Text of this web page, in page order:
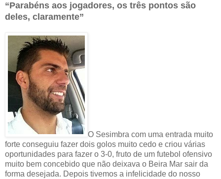
“Parabéns aos jogadores, os três pontos são
deles, claramente”
O Sesimbra com uma entrada muito
forte conseguiu fazer dois golos muito cedo e criou várias
oportunidades para fazer o 3-0, fruto de um futebol ofensivo
muito bem concebido que não deixava o Beira Mar sair da
forma desejada. Depois tivemos a infelicidade do nosso